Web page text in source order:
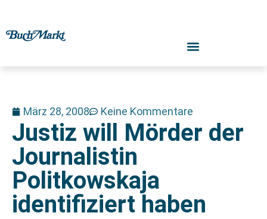
März 28, 2008 Keine Kommentare
Justiz will Mörder der
Journalistin
Politkowskaja
identifiziert haben